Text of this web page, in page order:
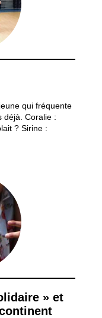
qui fréquente
déjà. Coralie :
? Sirine :
? Sirine : J’ai
» et